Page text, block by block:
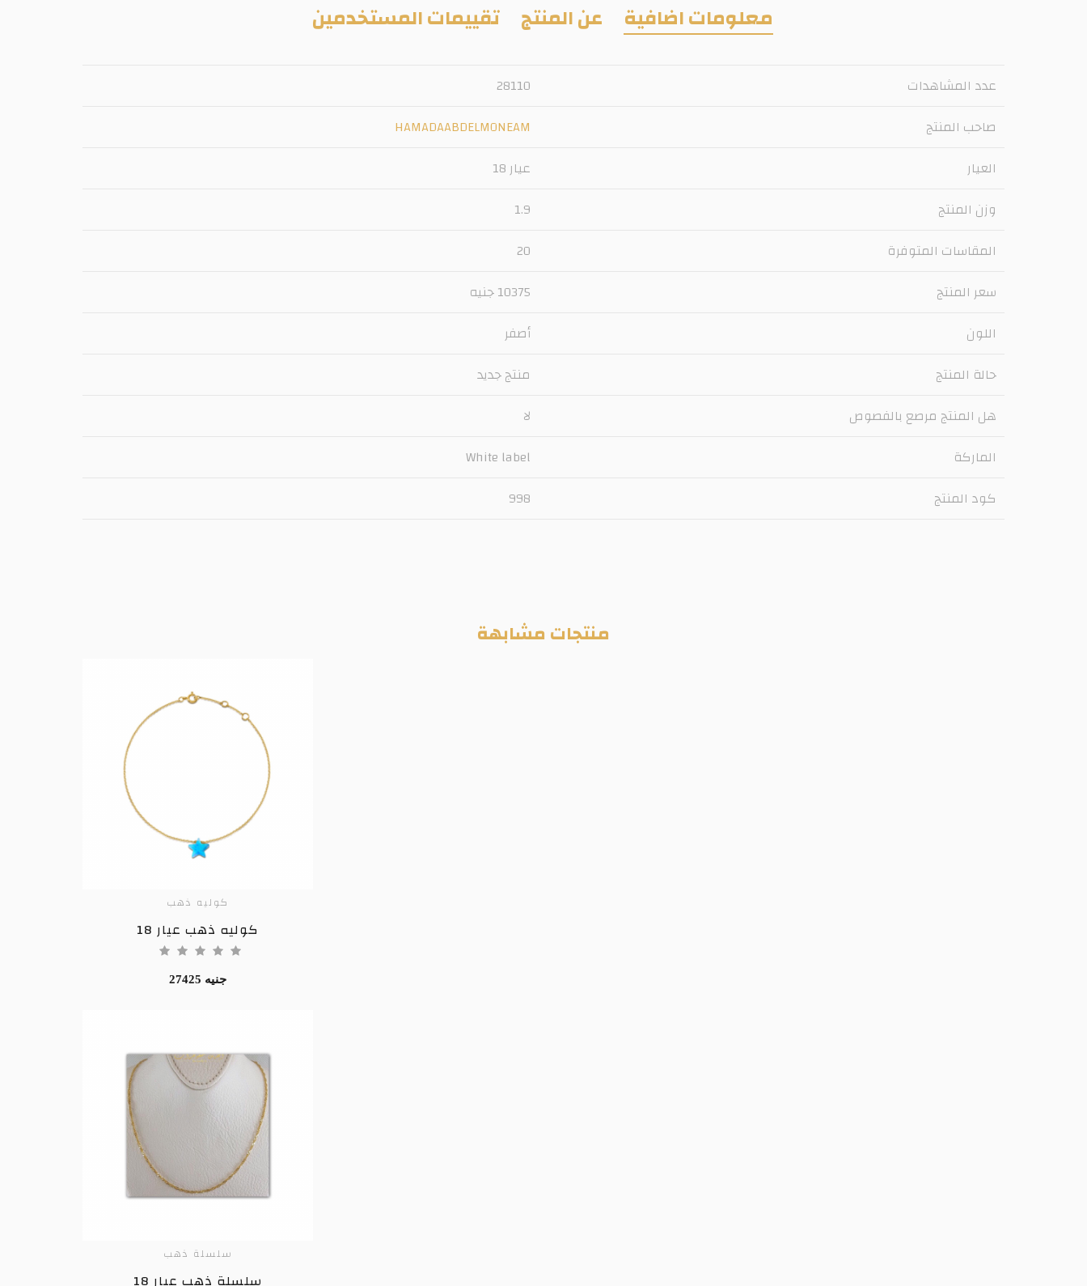
معلومات اضافية عن المنتج تقييمات المستخدمين
عدد المشاهدات
28110
صاحب المنتج
HAMADAABDELMONEAM
العيار
عيار 18
وزن المنتج
1.9
المقاسات المتوفرة
20
سعر المنتج
10375 جنيه
اللون
أصفر
حالة المنتج
منتج جديد
هل المنتج مرصع بالفصوص
لا
الماركة
White label
كود المنتج
998
منتجات مشابهة
ADD TO CART
كوليه ذهب
كوليه ذهب عيار 18
27425 جنيه
ADD TO CART
سلسلة ذهب
سلسلة ذهب عيار 18